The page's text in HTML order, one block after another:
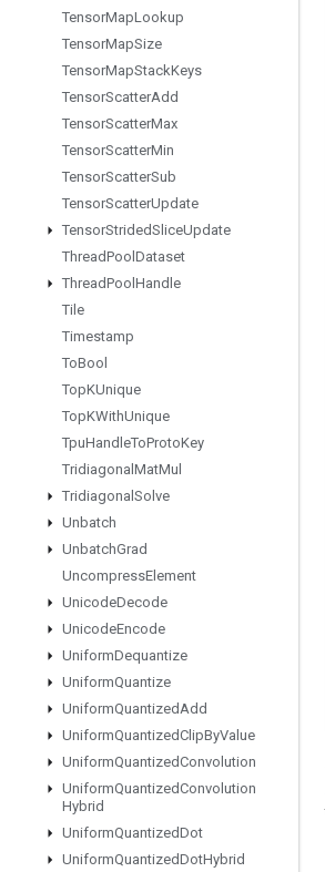
TensorMapLookup
TensorMapSize
TensorMapStackKeys
TensorScatterAdd
TensorScatterMax
TensorScatterMin
TensorScatterSub
TensorScatterUpdate
TensorStridedSliceUpdate
ThreadPool Dataset
ThreadPool Handle
Tile
Timestamp
ToBool
TopKUnique
TopKWithUnique
TpuHandleToProtoKey
Tridiagonal MatMul
Tridiagonal Solve
Unbatch
UnbatchGrad
UncompressElement
UnicodeDecode
UnicodeEncode
UniformDequantize
UniformQuantize
UniformQuantizedAdd
UniformQuantizedClipByValue
UniformQuantizedConvolution
UniformQuantizedConvolution
Hybrid
UniformQuantizedDot
UniformQuantizedDotHybrid